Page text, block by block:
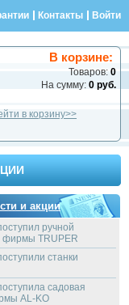
Контакты Войти
В корзине:
Товаров: 0
На сумму: 0 руб.
в корзину>>
и акции
ручной
фирмы TRUPER
станки
садовая
AL-KO